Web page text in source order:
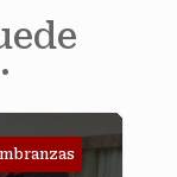
Historia